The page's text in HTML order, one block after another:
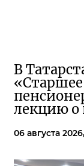
В
лекцию о
06 августа 2026,